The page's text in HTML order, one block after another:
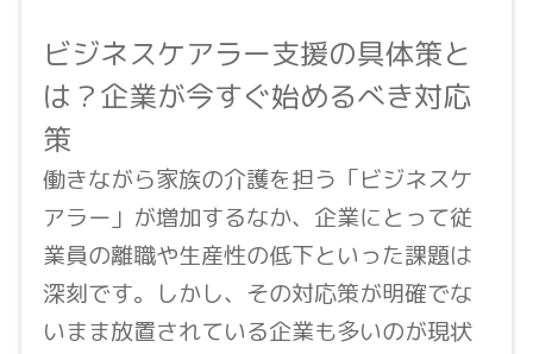
ビジネスケアラー支援の具体策と
は？企業が今すぐ始めるべき対応
策
働きながら家族の介護を担う「ビジネスケ
アラー」が増加するなか、企業にとって従
業員の離職や生産性の低下といった課題は
深刻です。しかし、その対応策が明確でな
いまま放置されている企業も多いのが現状